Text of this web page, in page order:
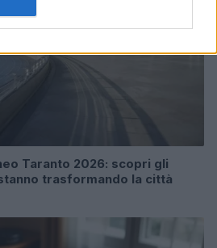
Taranto 2026: scopri gli
trasformando la città